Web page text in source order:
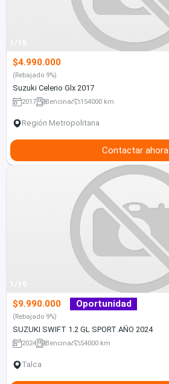
1/15
$4.990.000
(Rebajado 9%)
Suzuki Celerio Glx 2017
2017 Bencina 154000 km
Región Metropolitana
Contactar ahora
1/19
$9.990.000 Oportunidad
(Rebajado 9%)
SUZUKI SWIFT 1.2 GL SPORT AÑO 2024
2024 Bencina 54000 km
Talca